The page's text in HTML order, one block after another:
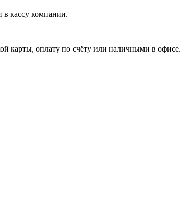
кассу компании.
карты, оплату по счёту или наличными в офисе.